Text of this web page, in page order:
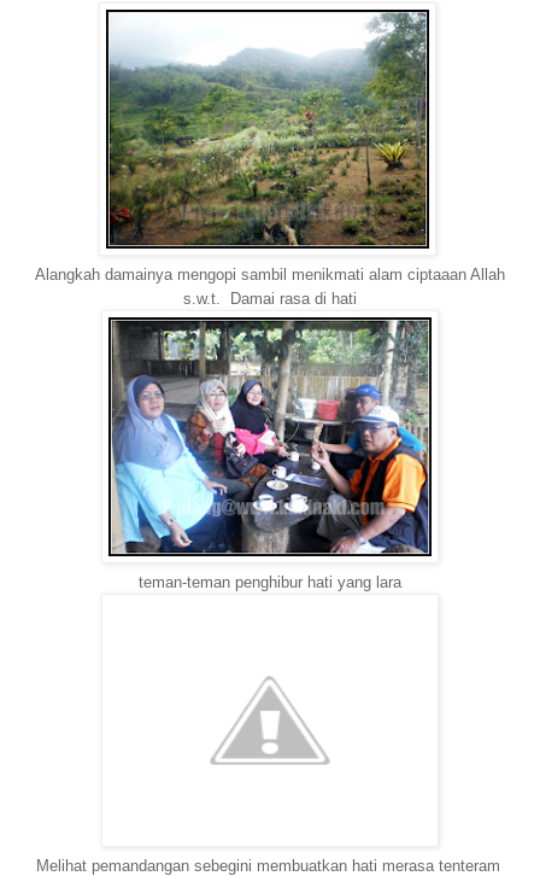
Alangkah damainya mengopi sambil menikmati alam ciptaaan Allah
s.w.t. Damai rasa di hati
teman-teman penghibur hati yang lara
Melihat pemandangan sebegini membuatkan hati merasa tenteram